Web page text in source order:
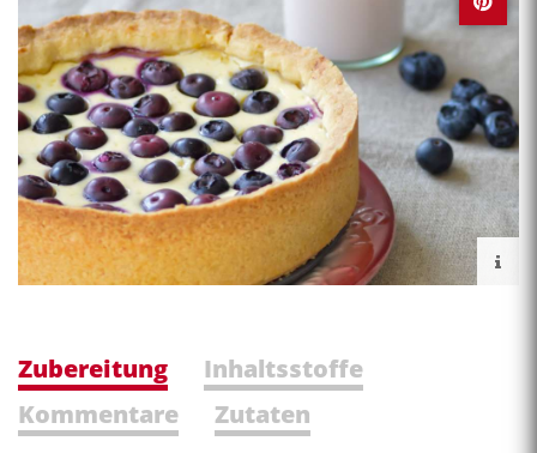
Zubereitung
Inhaltsstoffe
Kommentare
Zutaten